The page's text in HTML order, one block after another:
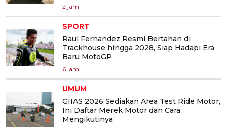
2 jam
SPORT
Raul Fernandez Resmi Bertahan di
Trackhouse hingga 2028, Siap Hadapi Era
Baru MotoGP
6 jam
UMUM
GIIAS 2026 Sediakan Area Test Ride Motor,
Ini Daftar Merek Motor dan Cara
Mengikutinya